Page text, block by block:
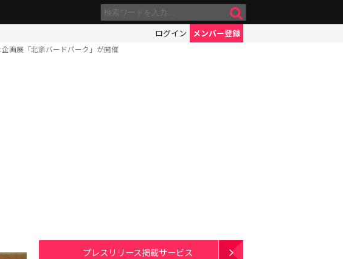
ログイン メンバー登録
画展「北斎バードパーク」が開催
プレスリリース掲載サービス